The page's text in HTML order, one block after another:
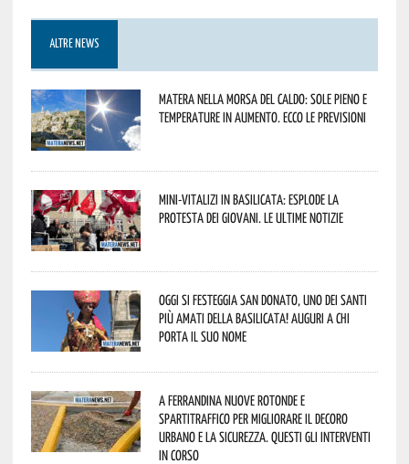
ALTRE NEWS
Matera nella morsa del caldo: sole pieno e
temperature in aumento. Ecco le previsioni
Mini-vitalizi in Basilicata: esplode la
protesta dei giovani. Le ultime notizie
Oggi si festeggia San Donato, uno dei Santi
più amati della Basilicata! Auguri a chi
porta il suo nome
A Ferrandina nuove rotonde e
spartitraffico per migliorare il decoro
urbano e la sicurezza. Questi gli interventi
in corso